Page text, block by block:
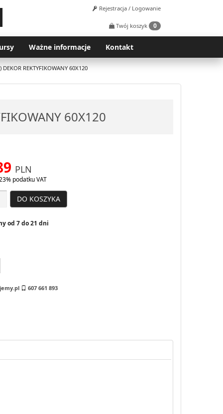
Rejestracja / Logowanie
Twój koszyk 0
Ważne informacje Kontakt
DEKOR REKTYFIKOWANY 60X120
60X120
PLN
podatku VAT
DO KOSZYKA
od 7 do 21 dni
607 661 893